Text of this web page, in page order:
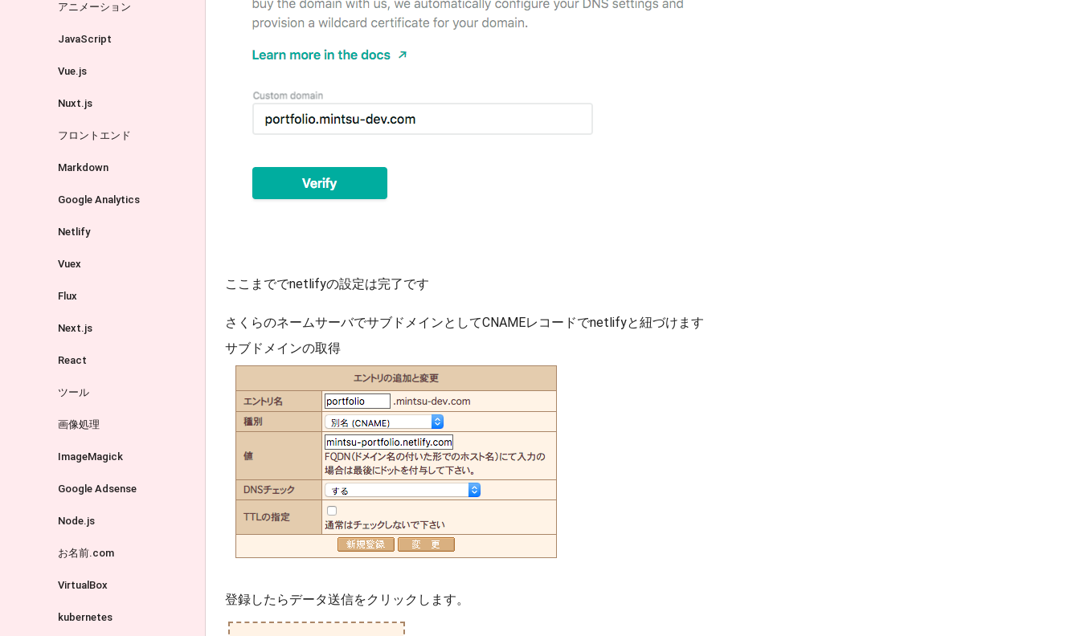
アニメーション
JavaScript
Vue.js
Nuxt.js
フロントエンド
Markdown
Google Analytics
Netlify
Vuex
Flux
Next.js
React
ツール
画像処理
ImageMagick
Google Adsense
Node.js
お名前.com
VirtualBox
kubernetes
ここまででnetlifyの設定は完了です
さくらのネームサーバでサブドメインとしてCNAMEレコードでnetlifyと紐づけます
サブドメインの取得
登録したらデータ送信をクリックします。